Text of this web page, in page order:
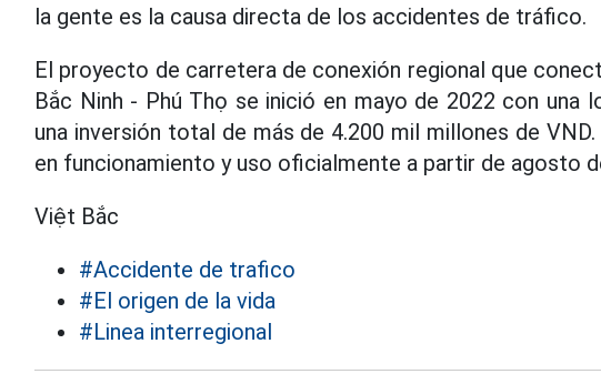
la gente es la causa directa de los accidentes de tráfico.
El proyecto de carretera de conexión regional que
Bắc Ninh - Phú Thọ se inició en mayo de 2022 con una
una inversión total de más de 4.200 mil millones de
en funcionamiento y uso oficialmente a partir de agosto
Việt Bắc
#Accidente de trafico
#El origen de la vida
#Linea interregional